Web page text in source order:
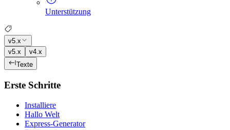
Unterstützung
v5.x
v5.x
v4.x
Texte
Erste Schritte
Installiere
Hallo Welt
Express-Generator